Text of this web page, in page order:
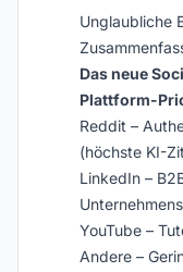
Unglaubliche
Das neue
Plattform-
Reddit –
(höchste KI-
LinkedIn –
YouTube –
Andere –